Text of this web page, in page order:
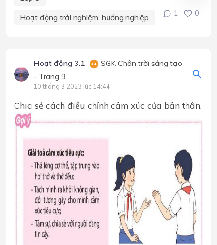
Hoạt động trải nghiệm, hướng nghiệp
1 0
Hoạt động 3.1
SGK Chân trời sáng tạo
- Trang 9
10 tháng 8 2023 lúc 14:44
Chia sẻ cách điều chỉnh cảm xúc của bản thân.